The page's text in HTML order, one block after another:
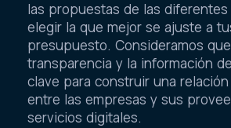
las propuestas de las
elegir la que mejor se ajuste a
presupuesto. Consideramos
transparencia y la información
clave para construir una
entre las empresas y sus
servicios digitales.